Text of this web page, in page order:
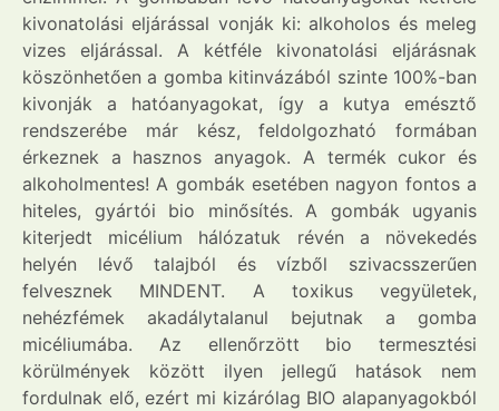
kivonatolási eljárással vonják ki: alkoholos és meleg
vizes eljárással. A kétféle kivonatolási eljárásnak
köszönhetően a gomba kitinvázából szinte 100%-ban
kivonják a hatóanyagokat, így a kutya emésztő
rendszerébe már kész, feldolgozható formában
érkeznek a hasznos anyagok. A termék cukor és
alkoholmentes! A gombák esetében nagyon fontos a
hiteles, gyártói bio minősítés. A gombák ugyanis
kiterjedt micélium hálózatuk révén a növekedés
helyén lévő talajból és vízből szivacsszerűen
felvesznek MINDENT. A toxikus vegyületek,
nehézfémek akadálytalanul bejutnak a gomba
micéliumába. Az ellenőrzött bio termesztési
körülmények között ilyen jellegű hatások nem
fordulnak elő, ezért mi kizárólag BIO alapanyagokból